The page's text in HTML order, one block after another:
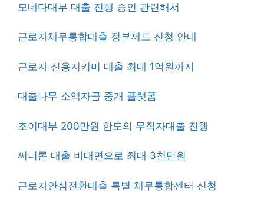
모네다대부 대출 진행 승인 관련해서
근로자채무통합대출 정부제도 신청 안내
근로자 신용지키미 대출 최대 1억원까지
대출나무 소액자금 중개 플랫폼
조이대부 200만원 한도의 무직자대출 진행
써니론 대출 비대면으로 최대 3천만원
근로자안심전환대출 특별 채무통합센터 신청